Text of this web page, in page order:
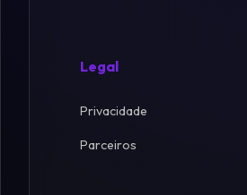
Legal
Privacidade
Parceiros